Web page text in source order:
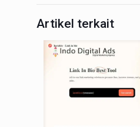
Artikel terkait